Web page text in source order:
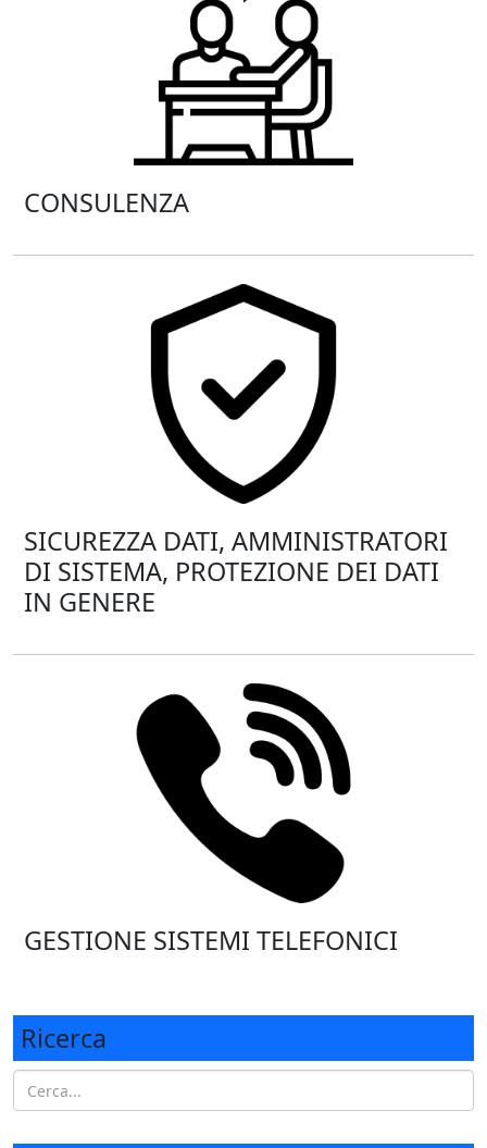
CONSULENZA
SICUREZZA DATI, AMMINISTRATORI
DI SISTEMA, PROTEZIONE DEI DATI
IN GENERE
GESTIONE SISTEMI TELEFONICI
Ricerca